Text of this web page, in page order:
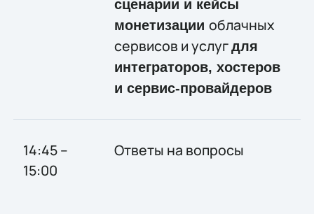
сценарии и кейсы
монетизации облачных
сервисов и услугдля
интеграторов, хостеров
и сервис-провайдеров
14:45 –
15:00
Ответы на вопросы